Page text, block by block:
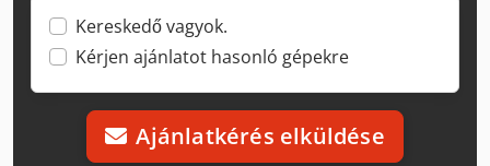
Kereskedő vagyok.
Kérjen ajánlatot hasonló gépekre
Ajánlatkérés elküldése